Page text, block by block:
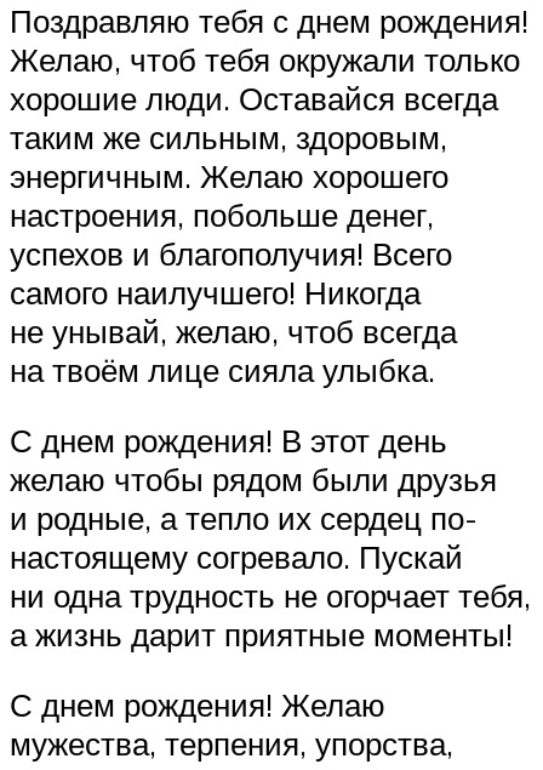
Поздравляю тебя с днем рождения!
Желаю, чтоб тебя окружали только
хорошие люди. Оставайся всегда
таким же сильным, здоровым,
энергичным. Желаю хорошего
настроения, побольше денег,
успехов и благополучия! Всего
самого наилучшего! Никогда
не унывай, желаю, чтоб всегда
на твоём лице сияла улыбка.
С днем рождения! В этот день
желаю чтобы рядом были друзья
и родные, а тепло их сердец по-
настоящему согревало. Пускай
ни одна трудность не огорчает тебя,
а жизнь дарит приятные моменты!
С днем рождения! Желаю
мужества, терпения, упорства,